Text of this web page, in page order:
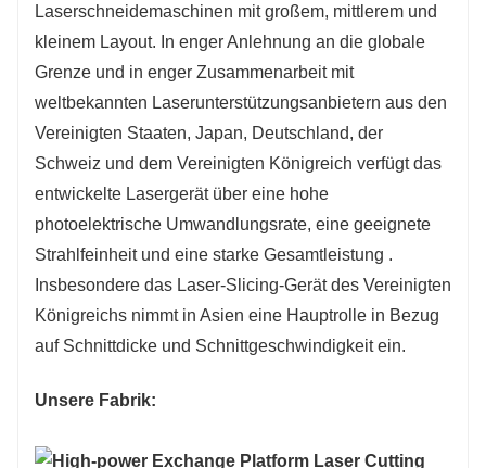
Laserschneidemaschinen mit großem, mittlerem und
kleinem Layout. In enger Anlehnung an die globale
Grenze und in enger Zusammenarbeit mit
weltbekannten Laserunterstützungsanbietern aus den
Vereinigten Staaten, Japan, Deutschland, der
Schweiz und dem Vereinigten Königreich verfügt das
entwickelte Lasergerät über eine hohe
photoelektrische Umwandlungsrate, eine geeignete
Strahlfeinheit und eine starke Gesamtleistung .
Insbesondere das Laser-Slicing-Gerät des Vereinigten
Königreichs nimmt in Asien eine Hauptrolle in Bezug
auf Schnittdicke und Schnittgeschwindigkeit ein.
Unsere Fabrik:
Japan Fuji/Frankreich Schneider
Hergestellt in Taiwan HiWin Hergestellt in
Hergestellt in Taiwan YYC Hergestellt in
FSCUT2000S